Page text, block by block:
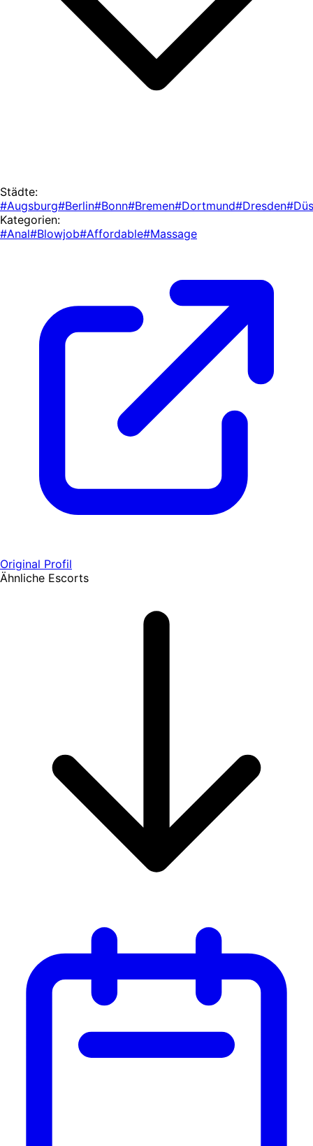
Städte:
#Augsburg#Berlin#Bonn#Bremen#Dortmund#Dresden
Kategorien:
#Anal#Blowjob#Affordable#Massage
Original Profil
Ähnliche Escorts